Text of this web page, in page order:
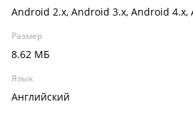
Android 2.x, Android 3.x, Android
Размер
8.62 МБ
Язык
Английский